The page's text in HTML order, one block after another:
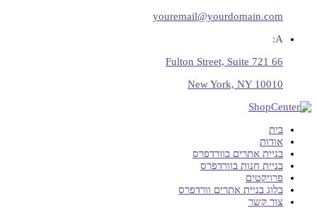
youremail@yourdomain.com
A:
66 Fulton Street, Suite 721
New York, NY 10010
בית
אודות
בניית אתרים בוורדפרס
בניית חנות בוורדפרס
פרויקטים
בלוג בניית אתרים וורדפרס
צור קשר